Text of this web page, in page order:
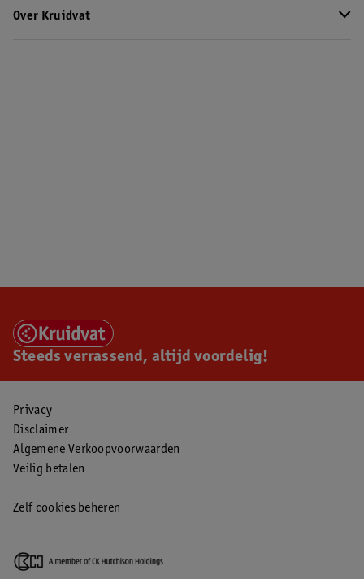
Over Kruidvat
Steeds verrassend, altijd voordelig!
Privacy
Disclaimer
Algemene Verkoopvoorwaarden
Veilig betalen
Zelf cookies beheren